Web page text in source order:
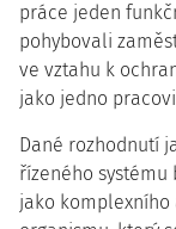
práce jeden
pohybovali
ve vztahu k
jako jedno
Dané rozhodnutí
řízeného
jako komplexního